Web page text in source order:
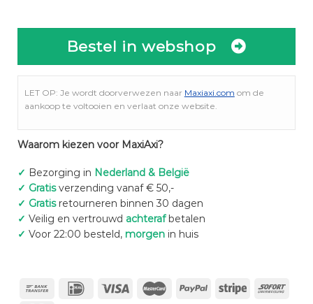
Bestel in webshop
LET OP: Je wordt doorverwezen naar Maxiaxi.com om de
aankoop te voltooien en verlaat onze website.
Waarom kiezen voor MaxiAxi?
✓ Bezorging in Nederland & België
✓ Gratisverzending vanaf € 50,-
✓ Gratisretourneren binnen 30 dagen
✓ Veilig en vertrouwd achterafbetalen
✓ Voor 22:00 besteld, morgenin huis